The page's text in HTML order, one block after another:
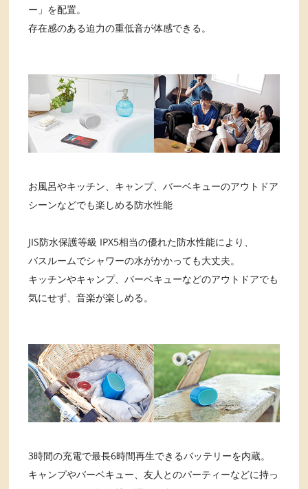
ー」を配置。
存在感のある迫力の重低音が体感できる。
お風呂やキッチン、キャンプ、バーベキューのアウトドア
シーンなどでも楽しめる防水性能
JIS防水保護等級 IPX5相当の優れた防水性能により、
バスルームでシャワーの水がかかっても大丈夫。
キッチンやキャンプ、バーベキューなどのアウトドアでも
気にせず、音楽が楽しめる。
3時間の充電で最長6時間再生できるバッテリーを内蔵。
キャンプやバーベキュー、友人とのパーティーなどに持っ